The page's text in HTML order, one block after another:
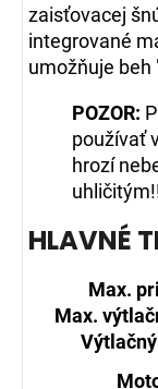
zaisťovacej
integrované
umožňuje beh
POZOR:
používať
hrozí
HLAVNÉ
Max.
Max.